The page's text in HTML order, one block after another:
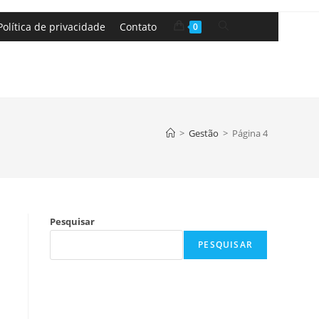
de privacidade Contato 0
> Gestão > Página 4
Pesquisar
PESQUISAR